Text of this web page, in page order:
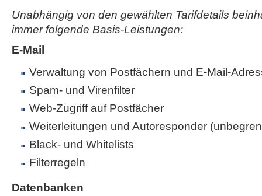
Unabhängig von den gewählten Tarifdetails
immer folgende Basis-Leistungen:
E-Mail
Verwaltung von Postfächern und E-Mail-
Spam- und Virenfilter
Web-Zugriff auf Postfächer
Weiterleitungen und Autoresponder
Black- und Whitelists
Filterregeln
Datenbanken